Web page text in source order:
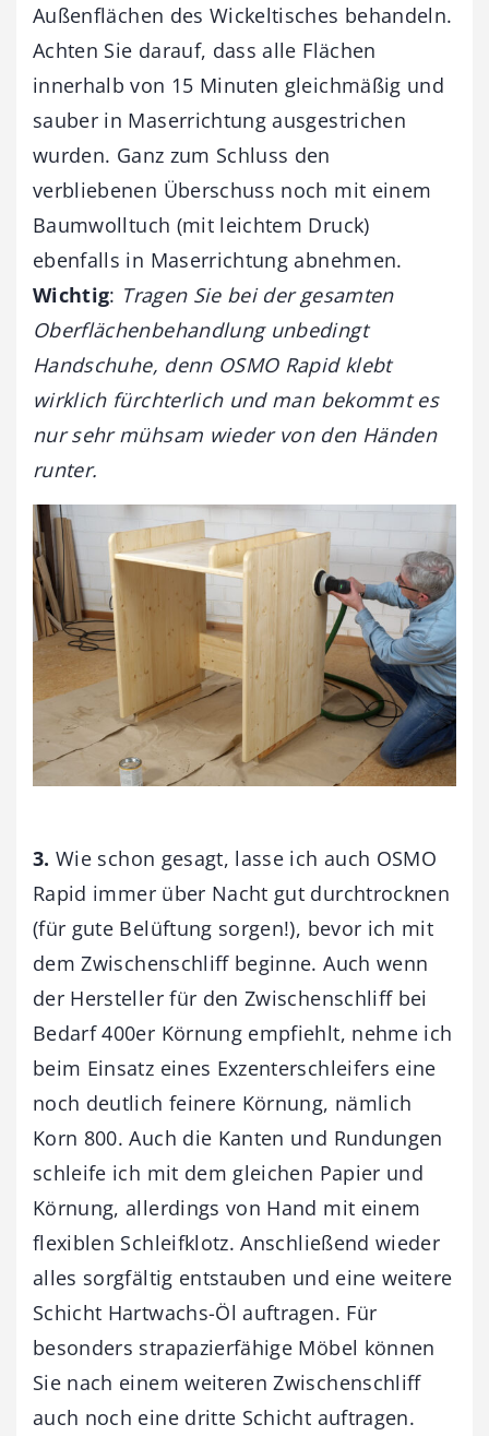
Außenflächen des Wickeltisches behandeln.
Achten Sie darauf, dass alle Flächen
innerhalb von 15 Minuten gleichmäßig und
sauber in Maserrichtung ausgestrichen
wurden. Ganz zum Schluss den
verbliebenen Überschuss noch mit einem
Baumwolltuch (mit leichtem Druck)
ebenfalls in Maserrichtung abnehmen.
Wichtig: Tragen Sie bei der gesamten
Oberflächenbehandlung unbedingt
Handschuhe, denn OSMO Rapid klebt
wirklich fürchterlich und man bekommt es
nur sehr mühsam wieder von den Händen
runter.
3.Wie schon gesagt, lasse ich auch OSMO
Rapid immer über Nacht gut durchtrocknen
(für gute Belüftung sorgen!), bevor ich mit
dem Zwischenschliff beginne. Auch wenn
der Hersteller für den Zwischenschliff bei
Bedarf 400er Körnung empfiehlt, nehme ich
beim Einsatz eines Exzenterschleifers eine
noch deutlich feinere Körnung, nämlich
Korn 800. Auch die Kanten und Rundungen
schleife ich mit dem gleichen Papier und
Körnung, allerdings von Hand mit einem
flexiblen Schleifklotz. Anschließend wieder
alles sorgfältig entstauben und eine weitere
Schicht Hartwachs-Öl auftragen. Für
besonders strapazierfähige Möbel können
Sie nach einem weiteren Zwischenschliff
auch noch eine dritte Schicht auftragen.